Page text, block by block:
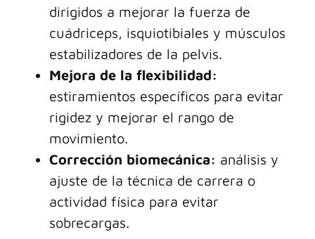
dirigidos a mejorar la fuerza de
cuádriceps, isquiotibiales y músculos
estabilizadores de la pelvis.
Mejora de la flexibilidad:
estiramientos específicos para evitar
rigidez y mejorar el rango de
movimiento.
Corrección biomecánica: análisis y
ajuste de la técnica de carrera o
actividad física para evitar
sobrecargas.